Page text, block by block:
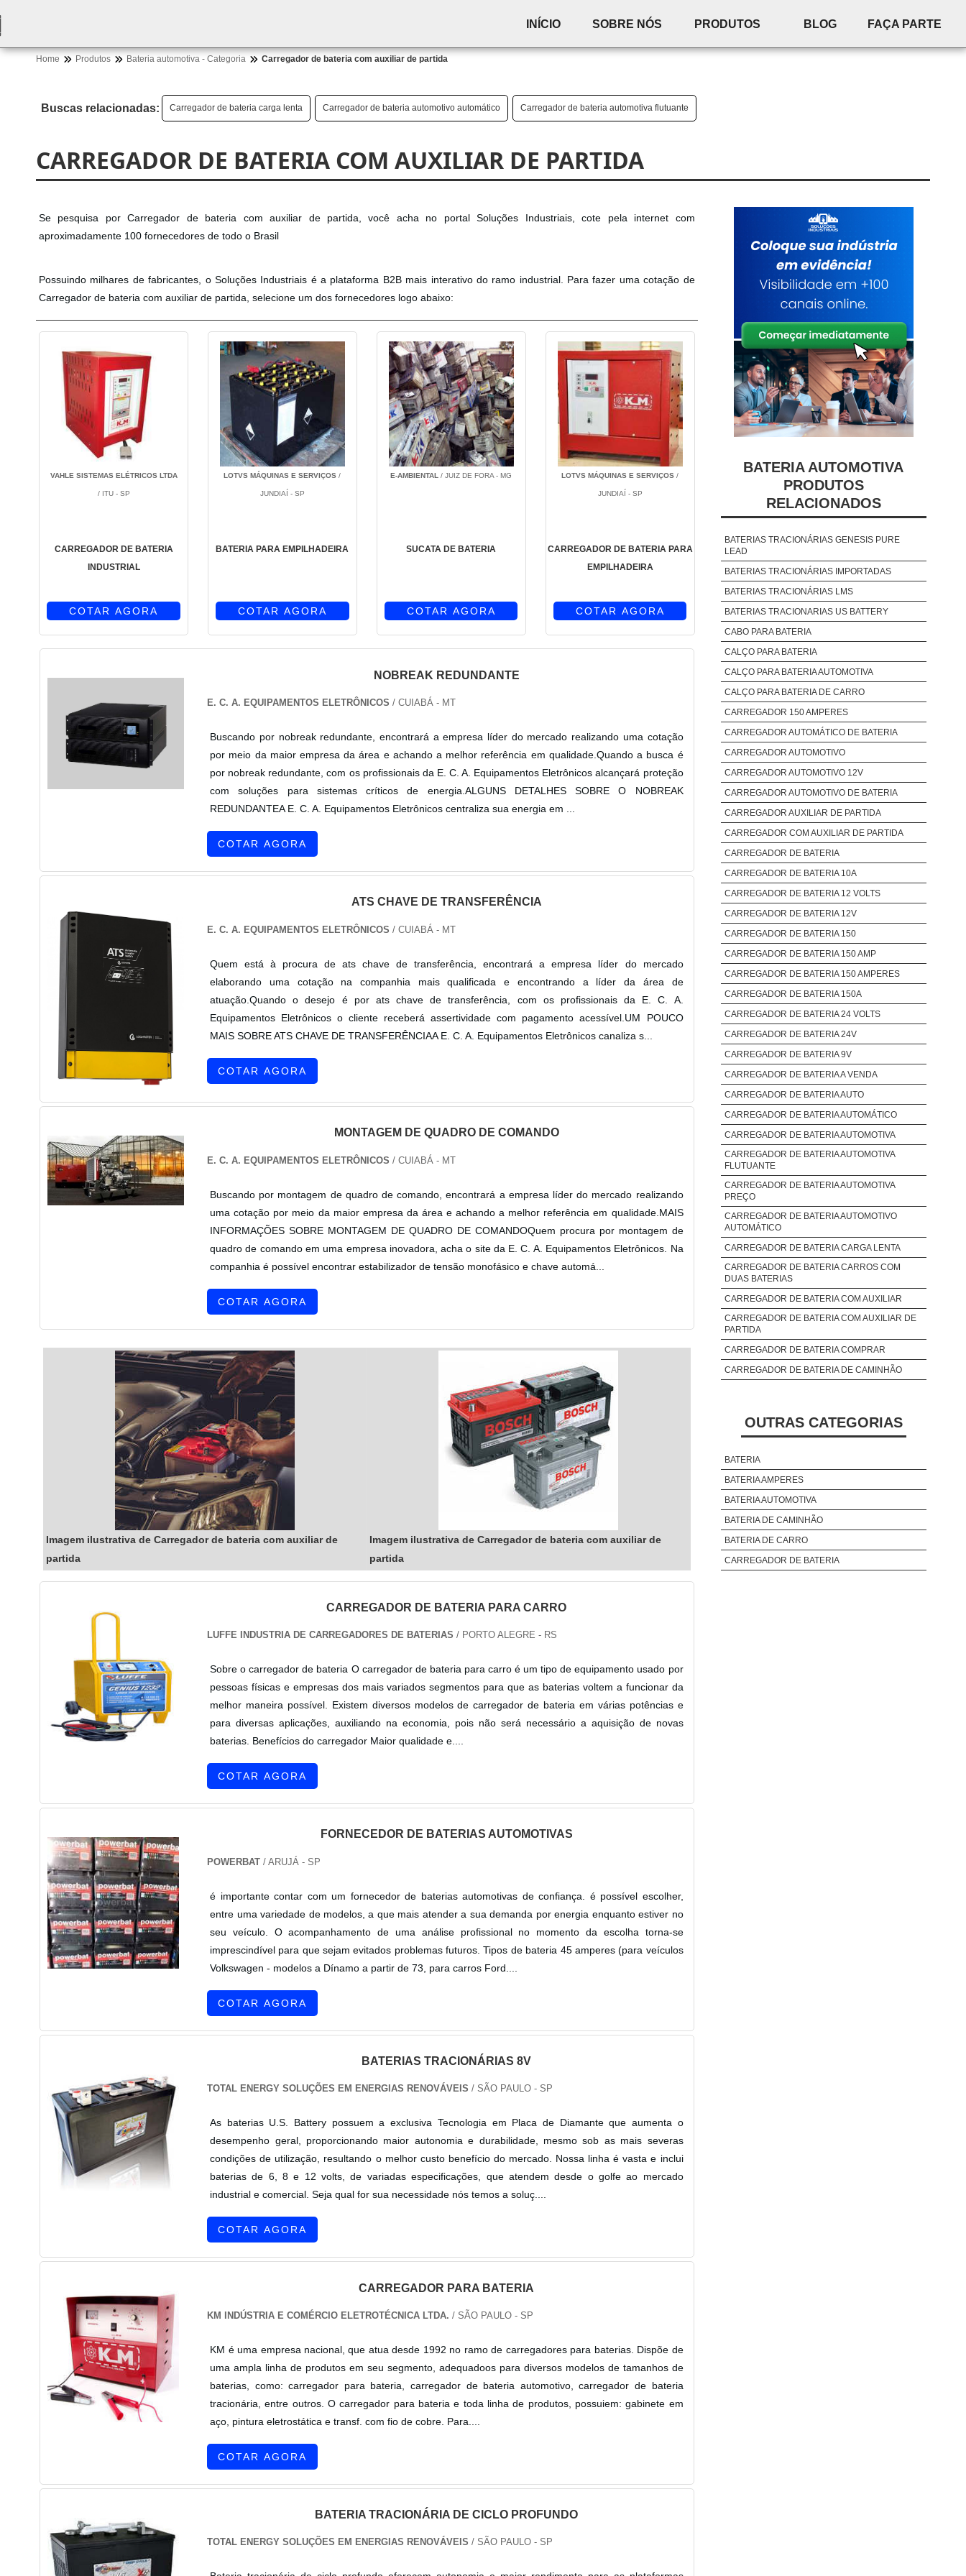
INÍCIO SOBRE NÓS PRODUTOS BLOG FAÇA PARTE
Home Produtos Bateria automotiva - Categoria Carregador de bateria com auxiliar de partida
Buscas relacionadas: Carregador de bateria carga lenta Carregador de bateria automotivo automático Carregador de bateria automotiva flutuante
CARREGADOR DE BATERIA COM AUXILIAR DE PARTIDA
Se pesquisa por Carregador de bateria com auxiliar de partida, você acha no portal Soluções Industriais, cote pela internet com
aproximadamente 100 fornecedores de todo o Brasil
Possuindo milhares de fabricantes, o Soluções Industriais é a plataforma B2B mais interativo do ramo industrial. Para fazer uma cotação de
Carregador de bateria com auxiliar de partida, selecione um dos fornecedores logo abaixo:
VAHLE SISTEMAS ELÉTRICOS LTDA
/ ITU - SP
CARREGADOR DE BATERIA
INDUSTRIAL
COTAR AGORA
LOTVS MÁQUINAS E SERVIÇOS /
JUNDIAÍ - SP
BATERIA PARA EMPILHADEIRA
COTAR AGORA
E-AMBIENTAL / JUIZ DE FORA - MG
SUCATA DE BATERIA
COTAR AGORA
LOTVS MÁQUINAS E SERVIÇOS /
JUNDIAÍ - SP
CARREGADOR DE BATERIA PARA
EMPILHADEIRA
COTAR AGORA
NOBREAK REDUNDANTE
E. C. A. EQUIPAMENTOS ELETRÔNICOS/ CUIABÁ - MT
Buscando por nobreak redundante, encontrará a empresa líder do mercado realizando uma cotação
por meio da maior empresa da área e achando a melhor referência em qualidade.Quando a busca é
por nobreak redundante, com os profissionais da E. C. A. Equipamentos Eletrônicos alcançará proteção
com soluções para sistemas críticos de energia.ALGUNS DETALHES SOBRE O NOBREAK
REDUNDANTEA E. C. A. Equipamentos Eletrônicos centraliza sua energia em ...
COTAR AGORA
ATS CHAVE DE TRANSFERÊNCIA
E. C. A. EQUIPAMENTOS ELETRÔNICOS/ CUIABÁ - MT
Quem está à procura de ats chave de transferência, encontrará a empresa líder do mercado
elaborando uma cotação na companhia mais qualificada e encontrando a líder da área de
atuação.Quando o desejo é por ats chave de transferência, com os profissionais da E. C. A.
Equipamentos Eletrônicos o cliente receberá assertividade com pagamento acessível.UM POUCO
MAIS SOBRE ATS CHAVE DE TRANSFERÊNCIAA E. C. A. Equipamentos Eletrônicos canaliza s...
COTAR AGORA
MONTAGEM DE QUADRO DE COMANDO
E. C. A. EQUIPAMENTOS ELETRÔNICOS/ CUIABÁ - MT
Buscando por montagem de quadro de comando, encontrará a empresa líder do mercado realizando
uma cotação por meio da maior empresa da área e achando a melhor referência em qualidade.MAIS
INFORMAÇÕES SOBRE MONTAGEM DE QUADRO DE COMANDOQuem procura por montagem de
quadro de comando em uma empresa inovadora, acha o site da E. C. A. Equipamentos Eletrônicos. Na
companhia é possível encontrar estabilizador de tensão monofásico e chave automá...
COTAR AGORA
Imagem ilustrativa de Carregador de bateria com auxiliar de
partida
Imagem ilustrativa de Carregador de bateria com auxiliar de
partida
CARREGADOR DE BATERIA PARA CARRO
LUFFE INDUSTRIA DE CARREGADORES DE BATERIAS / PORTO ALEGRE - RS
Sobre o carregador de bateria O carregador de bateria para carro é um tipo de equipamento usado por
pessoas físicas e empresas dos mais variados segmentos para que as baterias voltem a funcionar da
melhor maneira possível. Existem diversos modelos de carregador de bateria em várias potências e
para diversas aplicações, auxiliando na economia, pois não será necessário a aquisição de novas
baterias. Benefícios do carregador Maior qualidade e....
COTAR AGORA
FORNECEDOR DE BATERIAS AUTOMOTIVAS
POWERBAT / ARUJÁ - SP
é importante contar com um fornecedor de baterias automotivas de confiança. é possível escolher,
entre uma variedade de modelos, a que mais atender a sua demanda por energia enquanto estiver no
seu veículo. O acompanhamento de uma análise profissional no momento da escolha torna-se
imprescindível para que sejam evitados problemas futuros. Tipos de bateria 45 amperes (para veículos
Volkswagen - modelos a Dínamo a partir de 73, para carros Ford....
COTAR AGORA
BATERIAS TRACIONÁRIAS 8V
TOTAL ENERGY SOLUÇÕES EM ENERGIAS RENOVÁVEIS / SÃO PAULO - SP
As baterias U.S. Battery possuem a exclusiva Tecnologia em Placa de Diamante que aumenta o
desempenho geral, proporcionando maior autonomia e durabilidade, mesmo sob as mais severas
condições de utilização, resultando o melhor custo benefício do mercado. Nossa linha é vasta e inclui
baterias de 6, 8 e 12 volts, de variadas especificações, que atendem desde o golfe ao mercado
industrial e comercial. Seja qual for sua necessidade nós temos a soluç....
COTAR AGORA
CARREGADOR PARA BATERIA
KM INDÚSTRIA E COMÉRCIO ELETROTÉCNICA LTDA. / SÃO PAULO - SP
KM é uma empresa nacional, que atua desde 1992 no ramo de carregadores para baterias. Dispõe de
uma ampla linha de produtos em seu segmento, adequadoos para diversos modelos de tamanhos de
baterias, como: carregador para bateria, carregador de bateria automotivo, carregador de bateria
tracionária, entre outros. O carregador para bateria e toda linha de produtos, possuiem: gabinete em
aço, pintura eletrostática e transf. com fio de cobre. Para....
COTAR AGORA
BATERIA TRACIONÁRIA DE CICLO PROFUNDO
TOTAL ENERGY SOLUÇÕES EM ENERGIAS RENOVÁVEIS / SÃO PAULO - SP
BATERIA AUTOMOTIVA
PRODUTOS
RELACIONADOS
BATERIAS TRACIONÁRIAS GENESIS PURE
LEAD
BATERIAS TRACIONÁRIAS IMPORTADAS
BATERIAS TRACIONÁRIAS LMS
BATERIAS TRACIONARIAS US BATTERY
CABO PARA BATERIA
CALÇO PARA BATERIA
CALÇO PARA BATERIA AUTOMOTIVA
CALÇO PARA BATERIA DE CARRO
CARREGADOR 150 AMPERES
CARREGADOR AUTOMÁTICO DE BATERIA
CARREGADOR AUTOMOTIVO
CARREGADOR AUTOMOTIVO 12V
CARREGADOR AUTOMOTIVO DE BATERIA
CARREGADOR AUXILIAR DE PARTIDA
CARREGADOR COM AUXILIAR DE PARTIDA
CARREGADOR DE BATERIA
CARREGADOR DE BATERIA 10A
CARREGADOR DE BATERIA 12 VOLTS
CARREGADOR DE BATERIA 12V
CARREGADOR DE BATERIA 150
CARREGADOR DE BATERIA 150 AMP
CARREGADOR DE BATERIA 150 AMPERES
CARREGADOR DE BATERIA 150A
CARREGADOR DE BATERIA 24 VOLTS
CARREGADOR DE BATERIA 24V
CARREGADOR DE BATERIA 9V
CARREGADOR DE BATERIA A VENDA
CARREGADOR DE BATERIA AUTO
CARREGADOR DE BATERIA AUTOMÁTICO
CARREGADOR DE BATERIA AUTOMOTIVA
CARREGADOR DE BATERIA AUTOMOTIVA
FLUTUANTE
CARREGADOR DE BATERIA AUTOMOTIVA
PREÇO
CARREGADOR DE BATERIA AUTOMOTIVO
AUTOMÁTICO
CARREGADOR DE BATERIA CARGA LENTA
CARREGADOR DE BATERIA CARROS COM
DUAS BATERIAS
CARREGADOR DE BATERIA COM AUXILIAR
CARREGADOR DE BATERIA COM AUXILIAR DE
PARTIDA
CARREGADOR DE BATERIA COMPRAR
CARREGADOR DE BATERIA DE CAMINHÃO
OUTRAS CATEGORIAS
BATERIA
BATERIA AMPERES
BATERIA AUTOMOTIVA
BATERIA DE CAMINHÃO
BATERIA DE CARRO
CARREGADOR DE BATERIA